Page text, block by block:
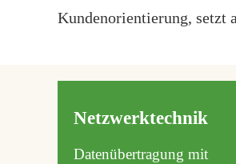
Kundenorientierung, setzt
Netzwerktechnik
Datenübertragung mit